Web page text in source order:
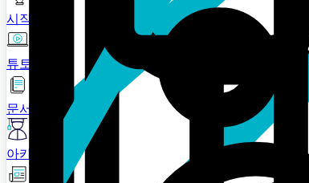
시작하기
튜토리얼
문서
아카데미